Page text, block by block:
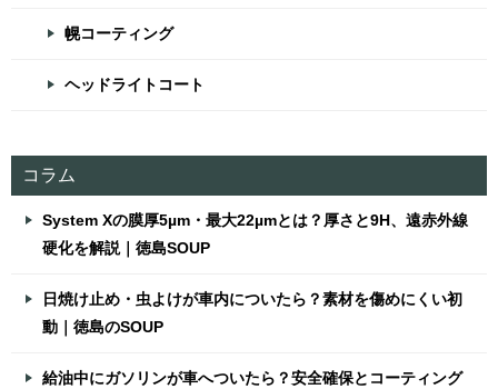
幌コーティング
ヘッドライトコート
コラム
System Xの膜厚5µm・最大22µmとは？厚さと9H、遠赤外線
硬化を解説｜徳島SOUP
日焼け止め・虫よけが車内についたら？素材を傷めにくい初
動｜徳島のSOUP
給油中にガソリンが車へついたら？安全確保とコーティング